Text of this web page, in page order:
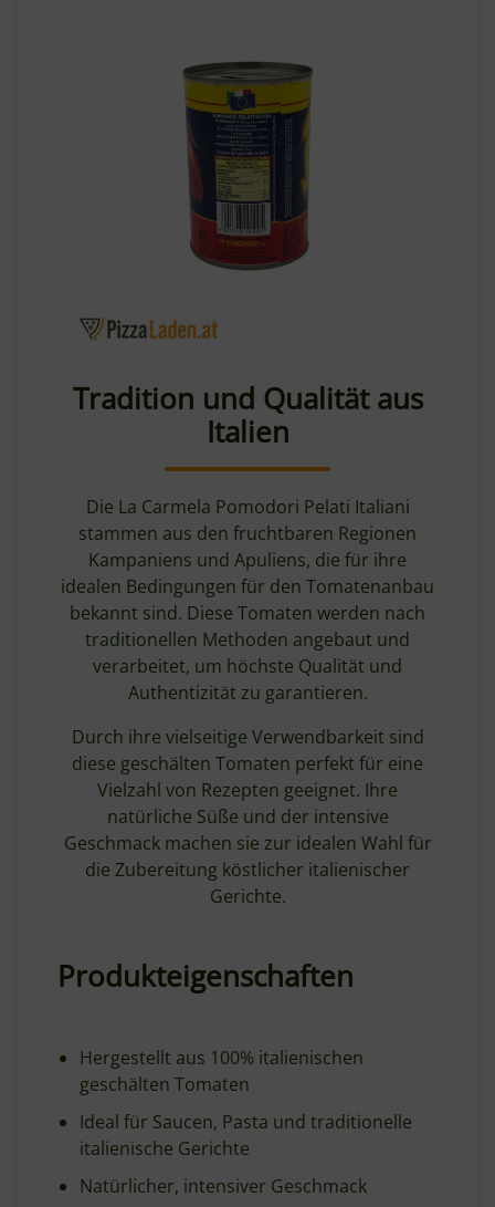
Tradition und Qualität aus
Italien
Die La Carmela Pomodori Pelati Italiani
stammen aus den fruchtbaren Regionen
Kampaniens und Apuliens, die für ihre
idealen Bedingungen für den Tomatenanbau
bekannt sind. Diese Tomaten werden nach
traditionellen Methoden angebaut und
verarbeitet, um höchste Qualität und
Authentizität zu garantieren.
Durch ihre vielseitige Verwendbarkeit sind
diese geschälten Tomaten perfekt für eine
Vielzahl von Rezepten geeignet. Ihre
natürliche Süße und der intensive
Geschmack machen sie zur idealen Wahl für
die Zubereitung köstlicher italienischer
Gerichte.
Produkteigenschaften
Hergestellt aus 100% italienischen
geschälten Tomaten
Ideal für Saucen, Pasta und traditionelle
italienische Gerichte
Natürlicher, intensiver Geschmack